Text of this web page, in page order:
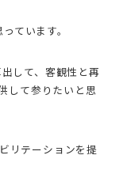
ています。
して、客観性と再
して参りたいと思
リテーションを提